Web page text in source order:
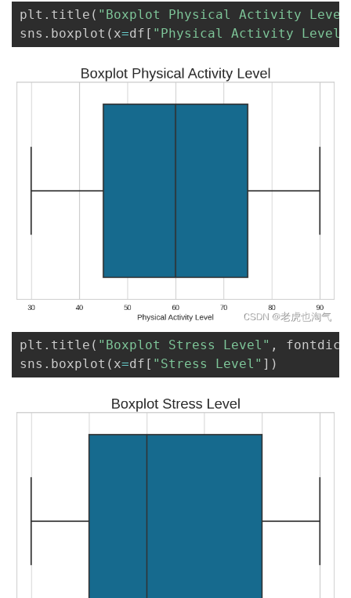
plt . title ( "Boxplot Physical Activity
sns . boxplot ( x=df [ "Physical Activity Level"
plt . title ( "Boxplot Stress Level" ,
sns . boxplot ( x=df [ "Stress Level" ] )